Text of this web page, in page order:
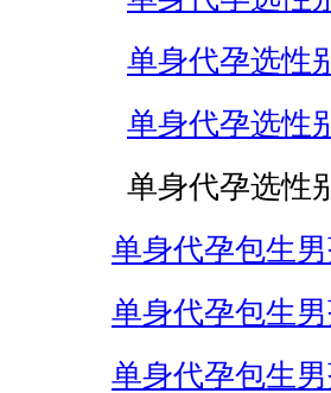
单身代孕选性
单身代孕选性
单身代孕选性
单身代孕包生
单身代孕包生
单身代孕包生